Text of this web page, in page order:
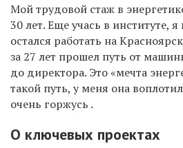
Мой трудовой стаж в
30 лет. Еще учась в институте,
остался работать на
за 27 лет прошел путь от
до директора. Это «мечта
такой путь, у меня она
очень горжусь .
О ключевых проектах